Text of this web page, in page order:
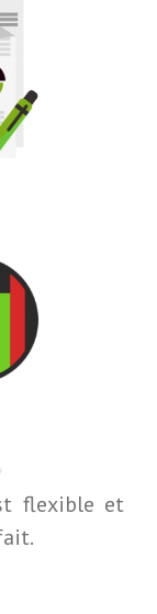
flexible et